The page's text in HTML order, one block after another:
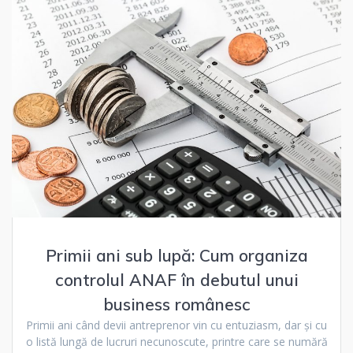
Primii ani sub lupă: Cum organiza
controlul ANAF în debutul unui
business românesc
Primii ani când devii antreprenor vin cu entuziasm, dar și cu
o listă lungă de lucruri necunoscute, printre care se numără